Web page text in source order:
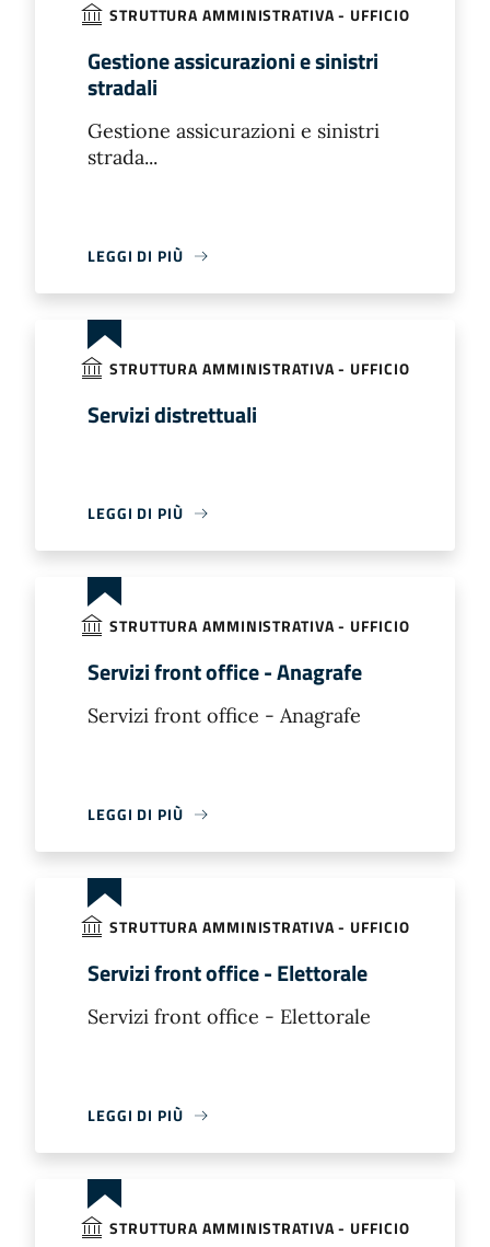
STRUTTURA AMMINISTRATIVA - UFFICIO
Gestione assicurazioni e sinistri
stradali
Gestione assicurazioni e sinistri
strada...
LEGGI DI PIÙ
STRUTTURA AMMINISTRATIVA - UFFICIO
Servizi distrettuali
LEGGI DI PIÙ
STRUTTURA AMMINISTRATIVA - UFFICIO
Servizi front office - Anagrafe
Servizi front office - Anagrafe
LEGGI DI PIÙ
STRUTTURA AMMINISTRATIVA - UFFICIO
Servizi front office - Elettorale
Servizi front office - Elettorale
LEGGI DI PIÙ
STRUTTURA AMMINISTRATIVA - UFFICIO